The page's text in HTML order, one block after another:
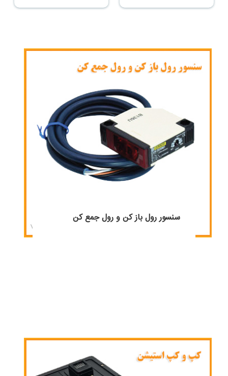
سنسور رول باز کن و رول جمع کن